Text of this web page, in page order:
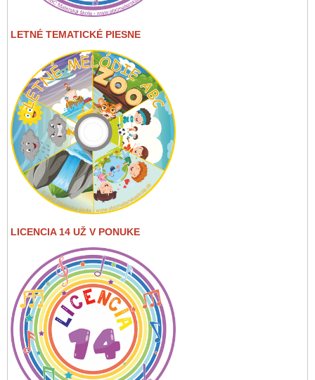
LETNÉ TEMATICKÉ PIESNE
LICENCIA 14 UŽ V PONUKE